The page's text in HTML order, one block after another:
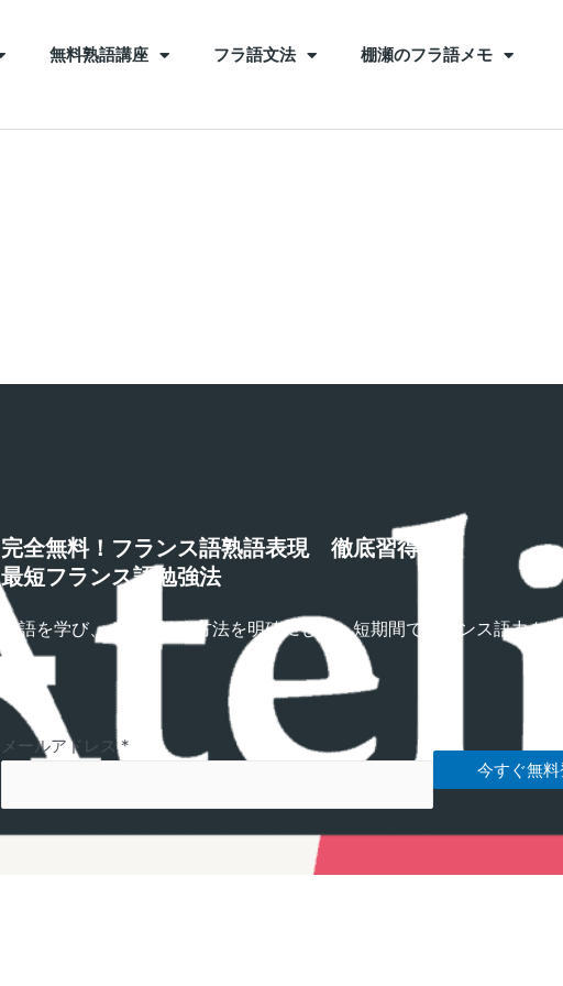
無料熟語講座 フラ語文法 棚瀬のフラ語メモ
完全無料！フランス語熟語表現 徹底習得講座
最短フランス語勉強法
熟語を学び、さらに勉強方法を明確にして、短期間でフランス語力を
プ！
メールアドレス*
今すぐ無